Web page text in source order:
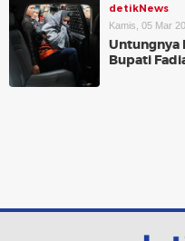
detikNews
Kamis, 05 Mar
Untungnya
Bupati